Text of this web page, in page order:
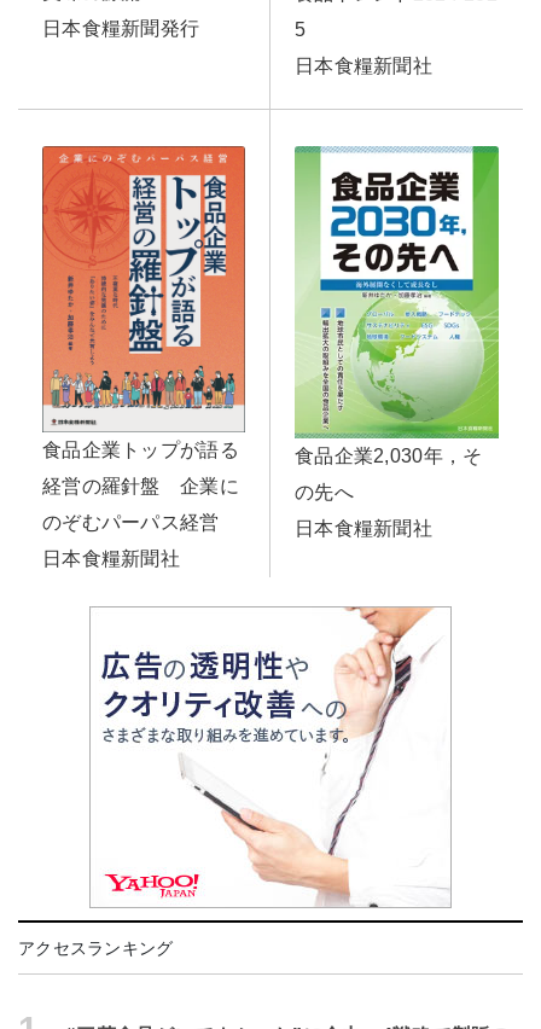
日本食糧新聞発行
5
日本食糧新聞社
食品企業トップが語る
経営の羅針盤 企業に
のぞむパーパス経営
日本食糧新聞社
食品企業2,030年，そ
の先へ
日本食糧新聞社
アクセスランキング